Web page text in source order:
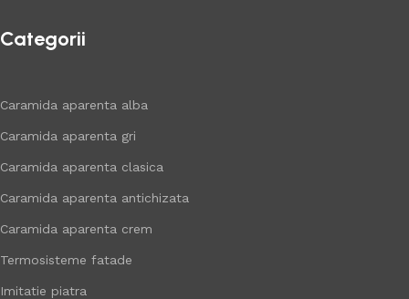
Categorii
Caramida aparenta alba
Caramida aparenta gri
Caramida aparenta clasica
Caramida aparenta antichizata
Caramida aparenta crem
Termosisteme fatade
Imitatie piatra